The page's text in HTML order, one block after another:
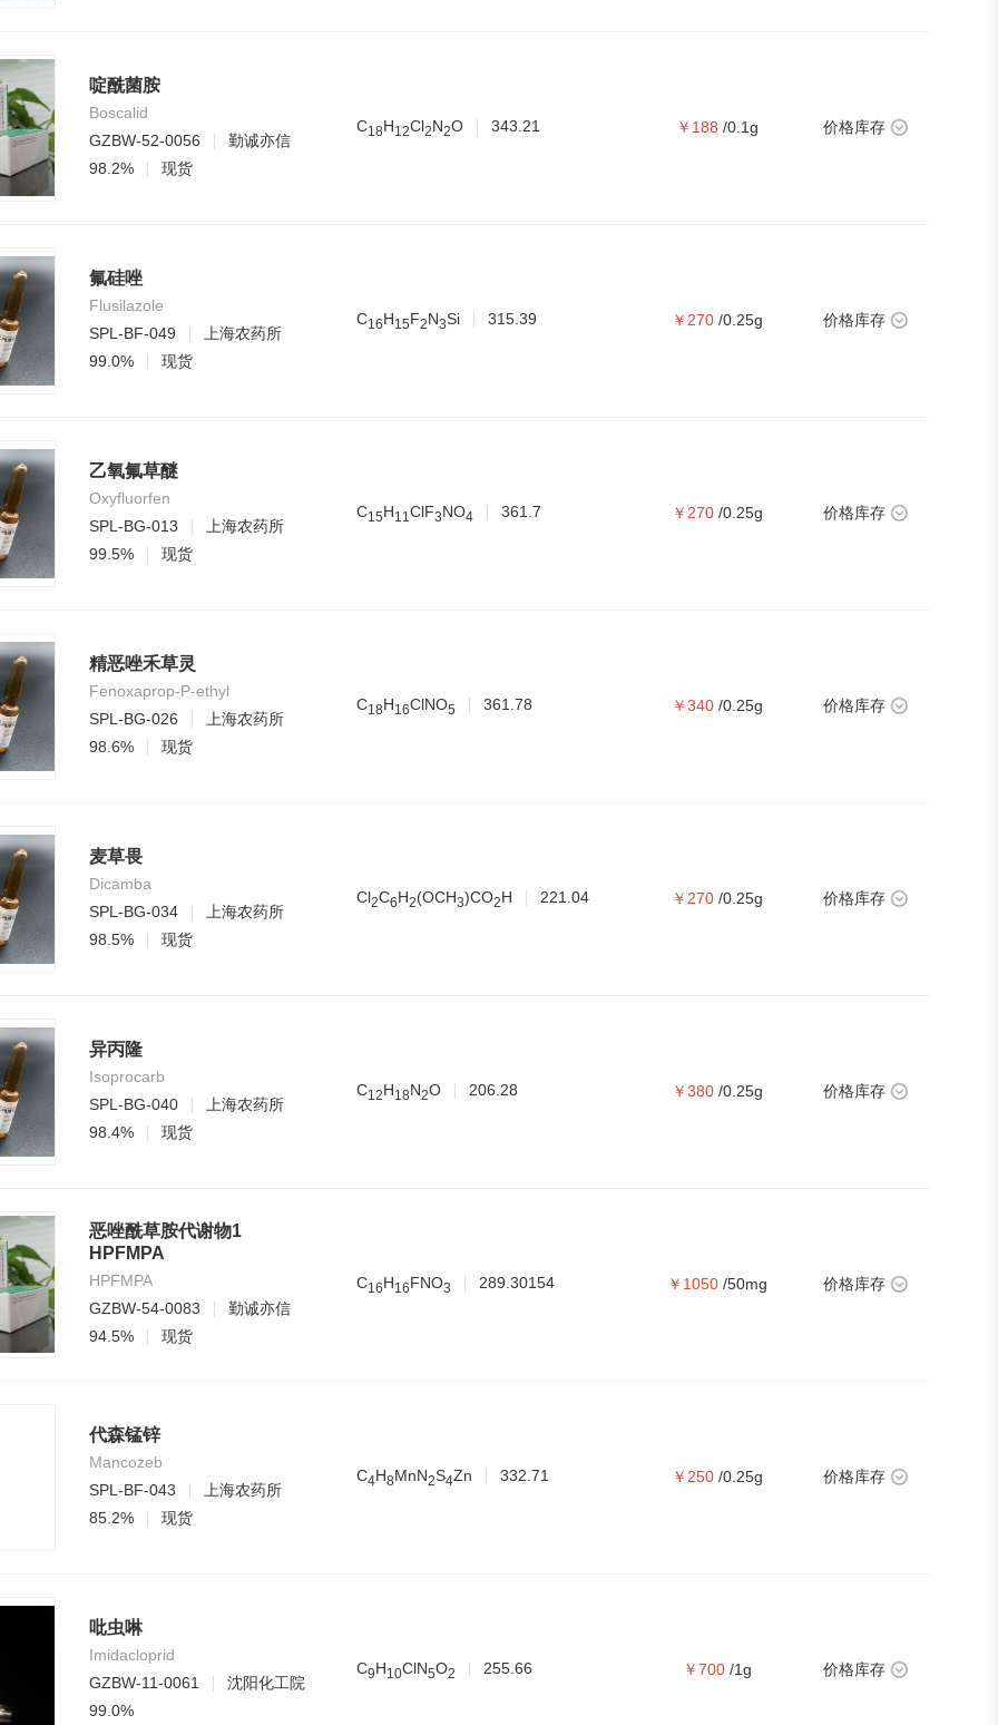
啶酰菌胺
Boscalid
GZBW-52-0056
勤诚亦信
98.2%
现货
C1 8H1 2Cl2N2O 343.21 ￥188 /0.1g 价格库存
氟硅唑
Flusilazole
SPL-BF-049
上海农药所
99.0%
现货
C1 6H1 5F2N3Si 315.39 ￥270 /0.25g 价格库存
乙氧氟草醚
Oxyfluorfen
SPL-BG-013
上海农药所
99.5%
现货
C1 5H1 1 ClF3NO4 361.7 ￥270 /0.25g 价格库存
精恶唑禾草灵
Fenoxaprop-P-ethyl
SPL-BG-026
上海农药所
98.6%
现货
C1 8H1 6ClNO5 361.78 ￥340 /0.25g 价格库存
麦草畏
Dicamba
SPL-BG-034
上海农药所
98.5%
现货
Cl2C6H2(OCH3)CO2H 221.04 ￥270 /0.25g 价格库存
异丙隆
Isoprocarb
SPL-BG-040
上海农药所
98.4%
现货
C1 2H1 8N2O 206.28 ￥380 /0.25g 价格库存
恶唑酰草胺代谢物1
HPFMPA
HPFMPA
GZBW-54-0083
勤诚亦信
94.5%
现货
C1 6H1 6FNO3 289.30154 ￥1050 /50mg 价格库存
代森锰锌
Mancozeb
SPL-BF-043
上海农药所
85.2%
现货
C4H8MnN2S4Zn 332.71 ￥250 /0.25g 价格库存
吡虫啉
Imidacloprid
GZBW-11-0061
沈阳化工院
99.0%
C9H1 0ClN5O2 255.66 ￥700 /1g 价格库存